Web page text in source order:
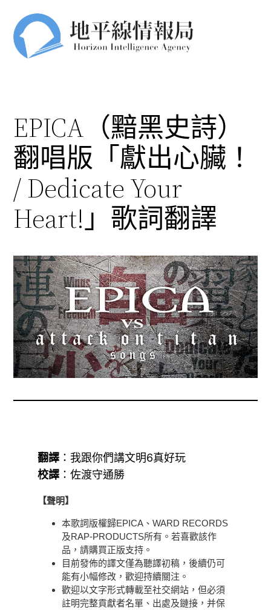
EPICA（黯黑史詩）
翻唱版「獻出心臟！
/ Dedicate Your
Heart!」歌詞翻譯
翻譯 ：我跟你們講文明6真好玩
校譯 ：佐渡守通勝
【聲明】
本歌詞版權歸EPICA、WARD RECORDS
及RAP-PRODUCTS所有。若喜歡該作
品，請購買正版支持。
目前發佈的譯文僅為聽譯初稿，後續仍可
能有小幅修改，歡迎持續關注。
歡迎以文字形式轉載至社交網站，但必須
註明完整貢獻者名單、出處及鏈接，并保